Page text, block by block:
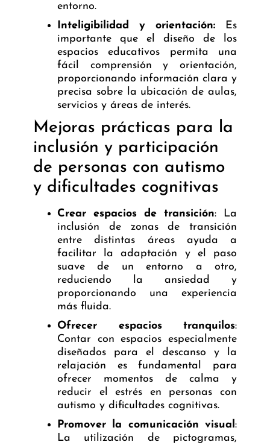
entorno.
Inteligibilidad y orientación: Es
importante que el diseño de los
espacios educativos permita una
fácil comprensión y orientación,
proporcionando información clara y
precisa sobre la ubicación de aulas,
servicios y áreas de interés.
Mejoras prácticas para la
inclusión y participación
de personas con autismo
y dificultades cognitivas
Crear espacios de transición: La
inclusión de zonas de transición
entre distintas áreas ayuda a
facilitar la adaptación y el paso
suave de un entorno a otro,
reduciendo la ansiedad y
proporcionando una experiencia
más fluida.
Ofrecer espacios tranquilos:
Contar con espacios especialmente
diseñados para el descanso y la
relajación es fundamental para
ofrecer momentos de calma y
reducir el estrés en personas con
autismo y dificultades cognitivas.
Promover la comunicación visual:
La utilización de pictogramas,